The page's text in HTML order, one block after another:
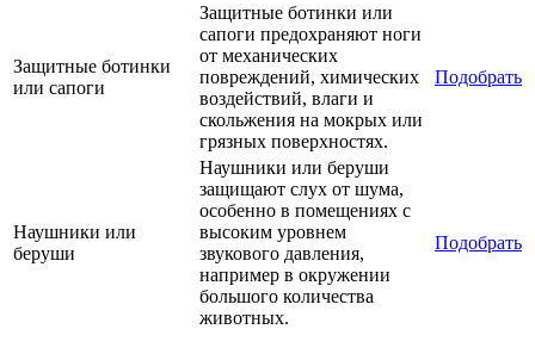
Защитные ботинки
или сапоги
Защитные ботинки или
сапоги предохраняют ноги
от механических
повреждений, химических
воздействий, влаги и
скольжения на мокрых или
грязных поверхностях.
Подобрать
Наушники или
беруши
Наушники или беруши
защищают слух от шума,
особенно в помещениях с
высоким уровнем
звукового давления,
например в окружении
большого количества
животных.
Подобрать